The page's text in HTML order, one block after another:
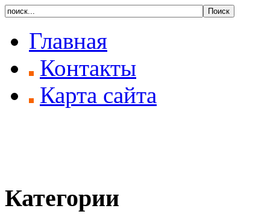
Главная
Контакты
Карта сайта
Категории